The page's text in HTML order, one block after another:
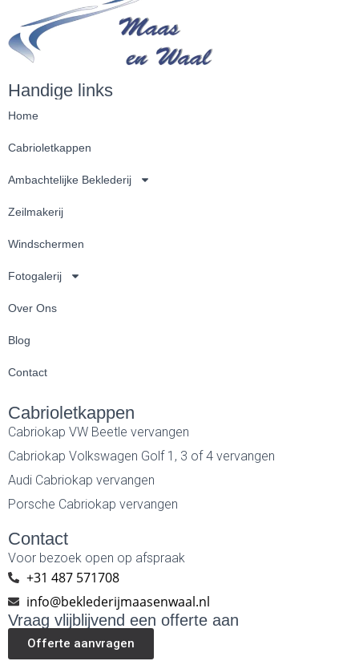
Handige links
Home
Cabrioletkappen
Ambachtelijke Beklederij
Zeilmakerij
Windschermen
Fotogalerij
Over Ons
Blog
Contact
Cabrioletkappen
Cabriokap VW Beetle vervangen
Cabriokap Volkswagen Golf 1, 3 of 4 vervangen
Audi Cabriokap vervangen
Porsche Cabriokap vervangen
Contact
Voor bezoek open op afspraak
+31 487 571708
info@beklederijmaasenwaal.nl
Vraag vlijblijvend een offerte aan
Offerte aanvragen